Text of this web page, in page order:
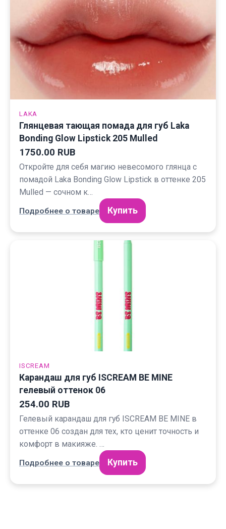
LAKA
Глянцевая тающая помада для губ Laka
Bonding Glow Lipstick 205 Mulled
1750.00 RUB
Откройте для себя магию невесомого глянца с
помадой Laka Bonding Glow Lipstick в оттенке 205
Mulled — сочном к…
Подробнее о товаре Купить
ISCREAM
Карандаш для губ ISCREAM BE MINE
гелевый оттенок 06
254.00 RUB
Гелевый карандаш для губ ISCREAM BE MINE в
оттенке 06 создан для тех, кто ценит точность и
комфорт в макияже. …
Подробнее о товаре Купить